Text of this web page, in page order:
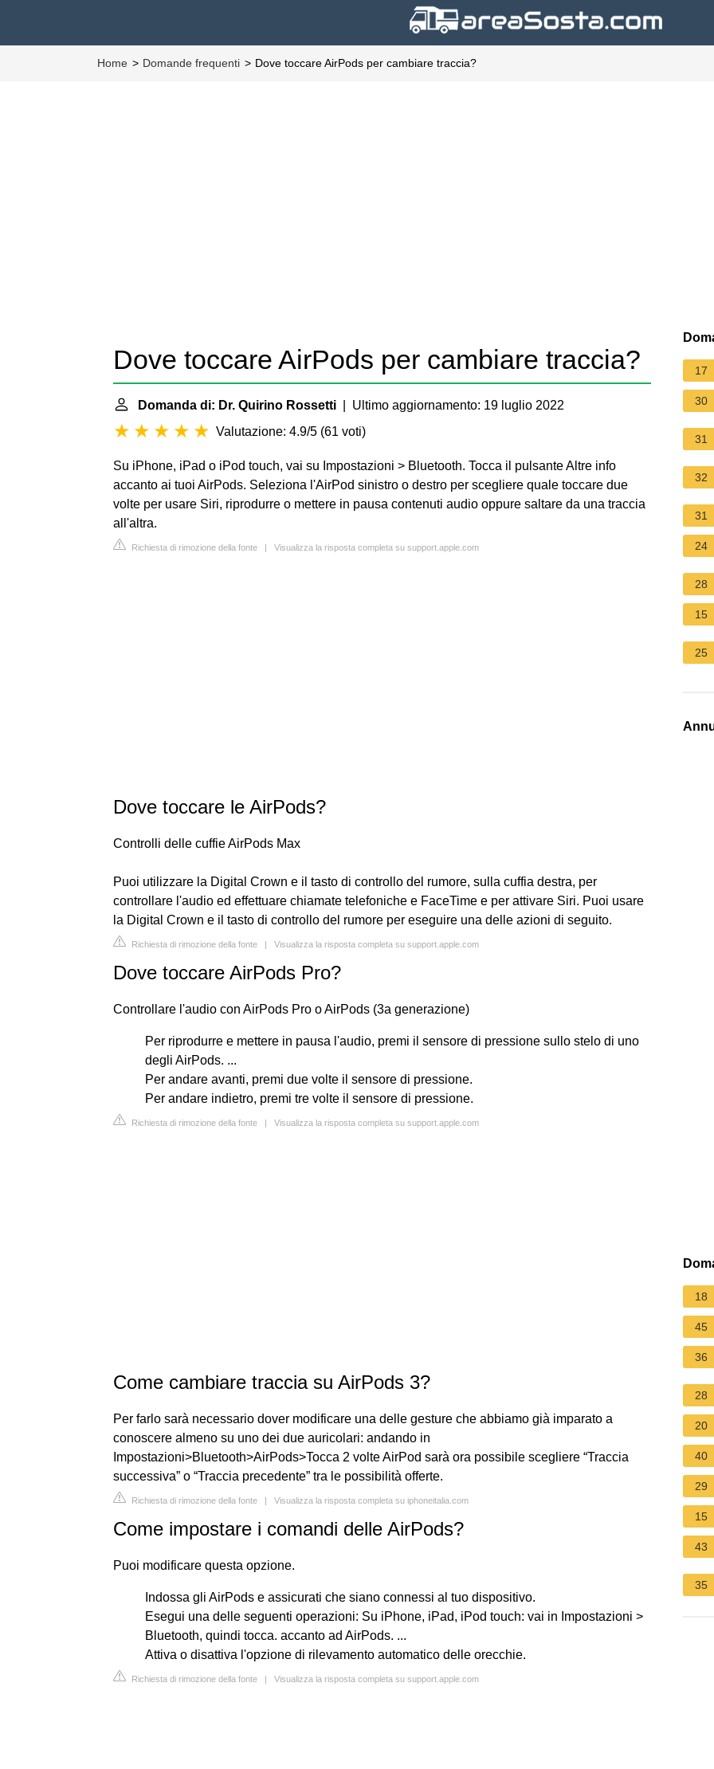
Home Domande frequenti Dove toccare AirPods per cambiare traccia?
Dove toccare AirPods per cambiare traccia?
Domanda di: Dr. Quirino Rossetti | Ultimo aggiornamento: 19 luglio 2022
Valutazione: 4.9/5 (61 voti)
Su iPhone, iPad o iPod touch, vai su Impostazioni > Bluetooth. Tocca il pulsante Altre info
accanto ai tuoi AirPods. Seleziona l'AirPod sinistro o destro per scegliere quale toccare due
volte per usare Siri, riprodurre o mettere in pausa contenuti audio oppure saltare da una traccia
all'altra.
Richiesta di rimozione della fonte | Visualizza la risposta completa su support.apple.com
Dove toccare le AirPods?
Controlli delle cuffie AirPods Max
Puoi utilizzare la Digital Crown e il tasto di controllo del rumore, sulla cuffia destra, per
controllare l'audio ed effettuare chiamate telefoniche e FaceTime e per attivare Siri. Puoi usare
la Digital Crown e il tasto di controllo del rumore per eseguire una delle azioni di seguito.
Richiesta di rimozione della fonte | Visualizza la risposta completa su support.apple.com
Dove toccare AirPods Pro?
Controllare l'audio con AirPods Pro o AirPods (3a generazione)
Per riprodurre e mettere in pausa l'audio, premi il sensore di pressione sullo stelo di uno
degli AirPods. ...
Per andare avanti, premi due volte il sensore di pressione.
Per andare indietro, premi tre volte il sensore di pressione.
Richiesta di rimozione della fonte | Visualizza la risposta completa su support.apple.com
Come cambiare traccia su AirPods 3?
Per farlo sarà necessario dover modificare una delle gesture che abbiamo già imparato a
conoscere almeno su uno dei due auricolari: andando in
Impostazioni>Bluetooth>AirPods>Tocca 2 volte AirPod sarà ora possibile scegliere “Traccia
successiva” o “Traccia precedente” tra le possibilità offerte.
Richiesta di rimozione della fonte | Visualizza la risposta completa su iphoneitalia.com
Come impostare i comandi delle AirPods?
Puoi modificare questa opzione.
Indossa gli AirPods e assicurati che siano connessi al tuo dispositivo.
Esegui una delle seguenti operazioni: Su iPhone, iPad, iPod touch: vai in Impostazioni >
Bluetooth, quindi tocca. accanto ad AirPods. ...
Attiva o disattiva l'opzione di rilevamento automatico delle orecchie.
Richiesta di rimozione della fonte | Visualizza la risposta completa su support.apple.com
17
30
31
32
31
24
28
15
25
18
45
36
28
20
40
29
15
43
35